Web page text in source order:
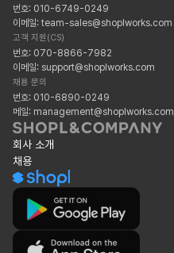
번호: 010-6749-0249
이메일: team-sales@shoplworks.com
고객 지원(CS)
번호: 070-8866-7982
이메일: support@shoplworks.com
채용 문의
번호: 010-6890-0249
메일: management@shoplworks.com
회사 소개
채용